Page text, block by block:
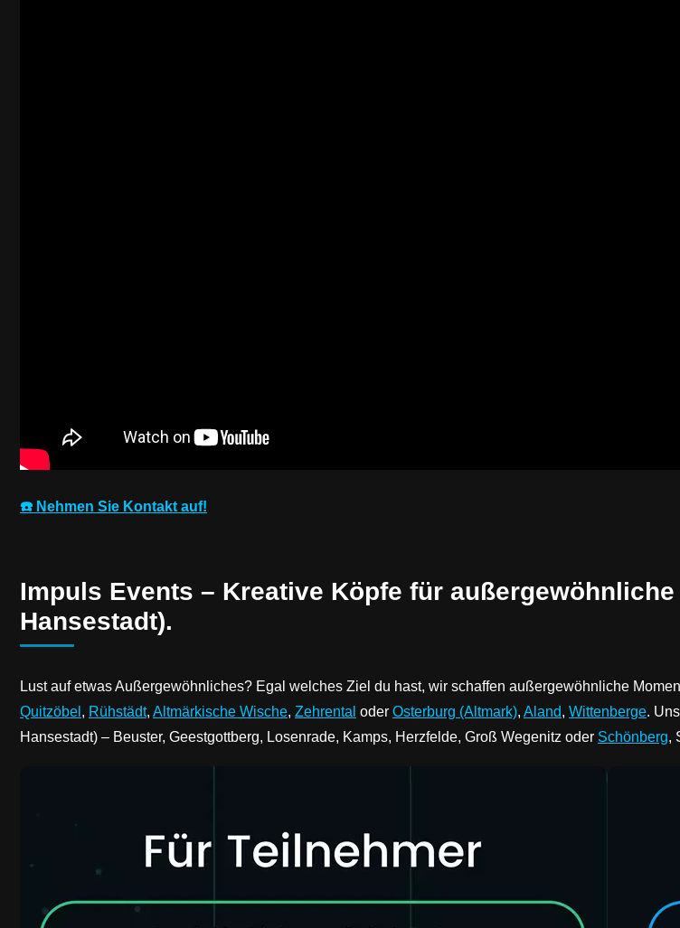
☎️ Nehmen Sie Kontakt auf!
Impuls Events – Kreative Köpfe für
Hansestadt).
Lust auf etwas Außergewöhnliches? Egal welches Ziel du hast, wir schaffen außergewöhnliche
Quitzöbel , Rühstädt, Altmärkische Wische, Zehrental oder Osterburg (Altmark), Aland, Wittenberge.
Hansestadt) – Beuster, Geestgottberg, Losenrade, Kamps, Herzfelde, Groß Wegenitz oder Schönberg,